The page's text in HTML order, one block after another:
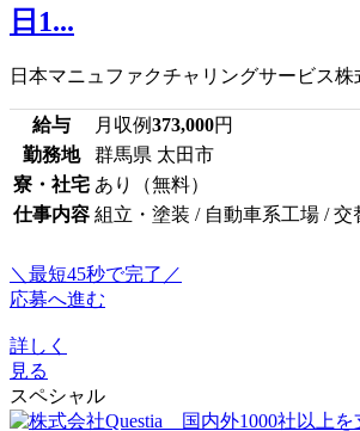
日1...
日本マニュファクチャリングサービス株
給与 月収例373,000円
勤務地
群馬県 太田市
寮・社宅 あり（無料）
仕事内容 組立・塗装 / 自動車系工場 / 交
＼最短45秒で完了／
応募へ進む
詳しく
見る
スペシャル